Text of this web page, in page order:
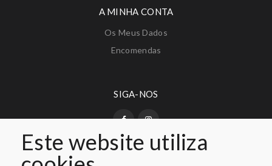
Este website utiliza
A MINHA CONTA
Os Meus Dados
Encomendas
SIGA-NOS